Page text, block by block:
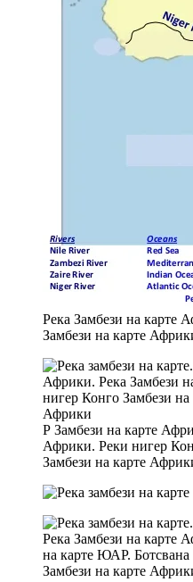
Река Замбези на карте
Замбези на карте
Р Замбези на карте
Африки. Реки нигер
Замбези на карте
Замбези на карте